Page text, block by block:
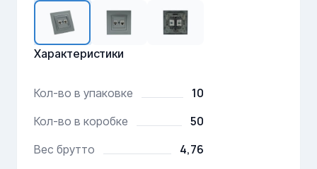
Характеристики
Кол-во в упаковке 10
Кол-во в коробке 50
Вес брутто 4,76